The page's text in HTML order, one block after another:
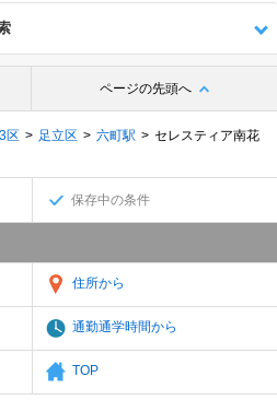
ページの先頭へ
区 足立区 六町駅
セレスティア南花
保存中の条件
住所から
通勤通学時間から
TOP